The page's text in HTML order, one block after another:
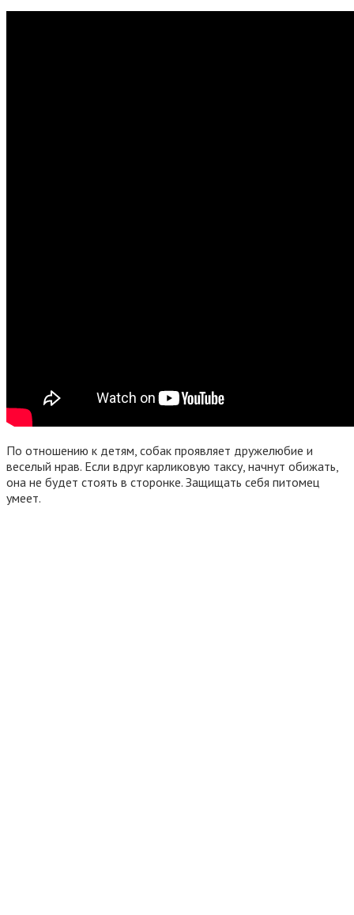
По отношению к детям, собак проявляет дружелюбие и
веселый нрав. Если вдруг карликовую таксу, начнут обижать,
она не будет стоять в сторонке. Защищать себя питомец
умеет.